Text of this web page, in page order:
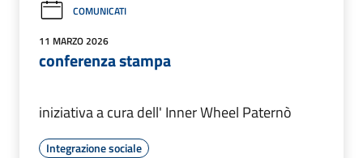
COMUNICATI
11 MARZO 2026
conferenza stampa
iniziativa a cura dell' Inner Wheel Paternò
Integrazione sociale